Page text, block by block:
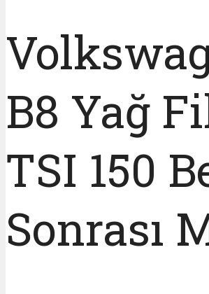
B8 Yağ
TSI 150
Sonrası